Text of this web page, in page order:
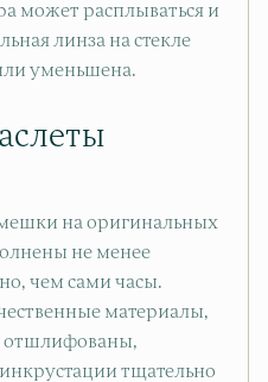
может расплываться и
линза на стекле
уменьшена.
на оригинальных
не менее
чем сами часы.
материалы,
отшлифованы,
тщательно